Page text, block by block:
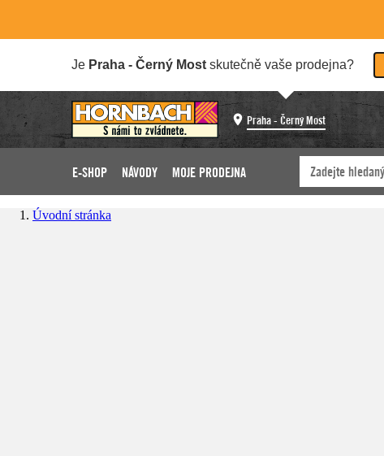
Je Praha - Černý Most skutečně vaše prodejna?
Praha - Černý Most
E-SHOP NÁVODY MOJE PRODEJNA
Úvodní stránka